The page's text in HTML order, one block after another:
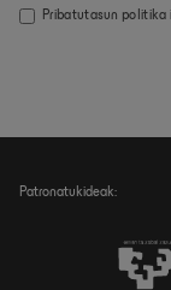
Pribatutasun politika
Patronatukideak: